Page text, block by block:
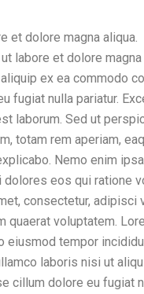
et dolore magna
labore et dolore
ex ea commodo
fugiat nulla pariatur.
laborum. Sed ut
totam rem aperiam,
Nemo enim
eos qui ratione
consectetur,
quaerat voluptatem.
tempor
laboris nisi ut
cillum dolore eu fugiat